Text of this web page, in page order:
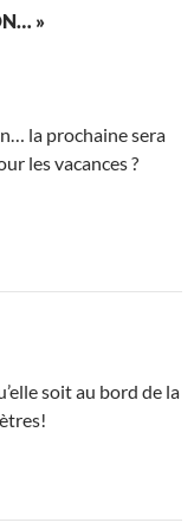
»
la prochaine sera
les vacances ?
soit au bord de la